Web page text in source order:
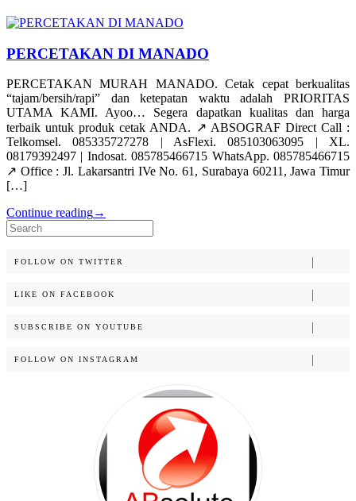
PERCETAKAN DI MANADO
PERCETAKAN MURAH MANADO. Cetak cepat berkualitas
“tajam/bersih/rapi” dan ketepatan waktu adalah PRIORITAS
UTAMA KAMI. Ayoo… Segera dapatkan kualitas dan harga
terbaik untuk produk cetak ANDA. ↗️ ABSOGRAF Direct Call :
Telkomsel. 085335727278 | AsFlexi. 085103063095 | XL.
08179392497 | Indosat. 085785466715 WhatsApp. 085785466715
↗️ Office : Jl. Lakarsantri IVe No. 61, Surabaya 60211, Jawa Timur
[…]
Continue reading→
Search
for:
FOLLOW ON TWITTER
LIKE ON FACEBOOK
SUBSCRIBE ON YOUTUBE
FOLLOW ON INSTAGRAM